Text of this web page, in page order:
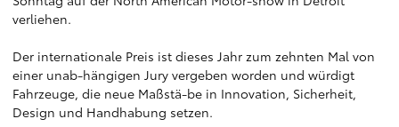
verliehen.
Der internationale Preis ist dieses Jahr zum zehnten Mal von
einer unab-hängigen Jury vergeben worden und würdigt
Fahrzeuge, die neue Maßstä-be in Innovation, Sicherheit,
Design und Handhabung setzen.